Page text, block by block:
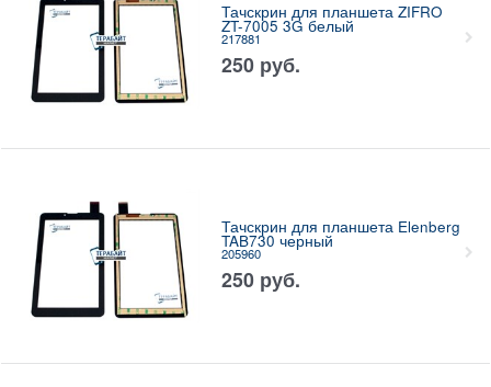
Тачскрин для планшета ZIFRO
ZT-7005 3G белый
217881
250 руб.
Тачскрин для планшета Elenberg
TAB730 черный
205960
250 руб.